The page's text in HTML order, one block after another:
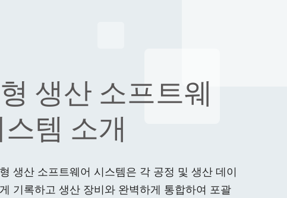
생산 소프트웨
템 소개
생산 소프트웨어 시스템은 각 공정 및 생산 데이
기록하고 생산 장비와 완벽하게 통합하여 포괄